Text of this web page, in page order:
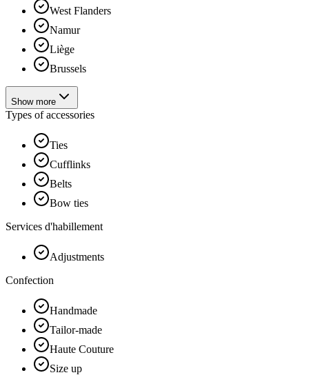
West Flanders
Namur
Liège
Brussels
Show more
Types of accessories
Ties
Cufflinks
Belts
Bow ties
Services d'habillement
Adjustments
Confection
Handmade
Tailor-made
Haute Couture
Size up